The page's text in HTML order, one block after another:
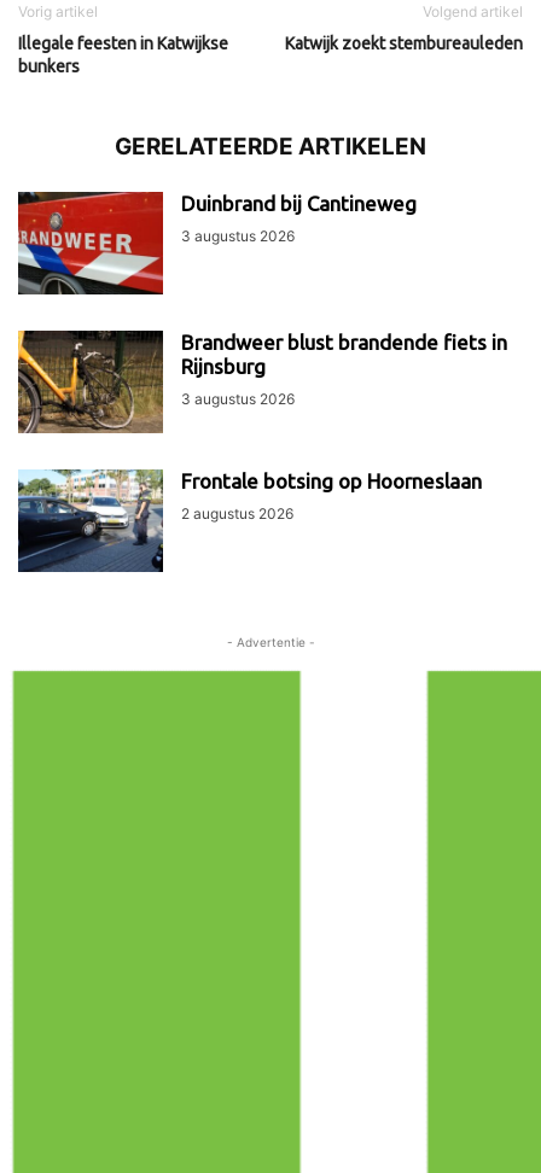
Vorig artikel
Illegale feesten in Katwijkse
bunkers
Volgend artikel
Katwijk zoekt stembureauleden
GERELATEERDE ARTIKELEN
Duinbrand bij Cantineweg
3 augustus 2026
Brandweer blust brandende fiets in
Rijnsburg
3 augustus 2026
Frontale botsing op Hoorneslaan
2 augustus 2026
- Advertentie -